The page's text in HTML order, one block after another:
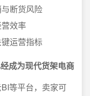
断货风险
效率
运营指标
成为现代货架电商
等平台，卖家可